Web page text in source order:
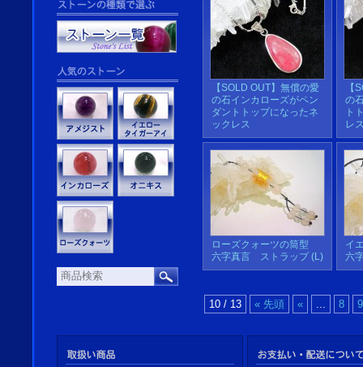
【SOLD OUT】無償の愛
の石インカローズがペン
ダントトップになったネ
ックレス
【
の
ト
レ
ローズクォーツの筒型
六字真言 ストラップ (L)
イ
六
10 / 13 « 先頭 « ... 8 9